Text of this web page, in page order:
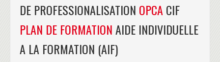
DE PROFESSIONALISATION OPCA CIF
PLAN DE FORMATIONAIDE INDIVIDUELLE
A LA FORMATION (AIF)